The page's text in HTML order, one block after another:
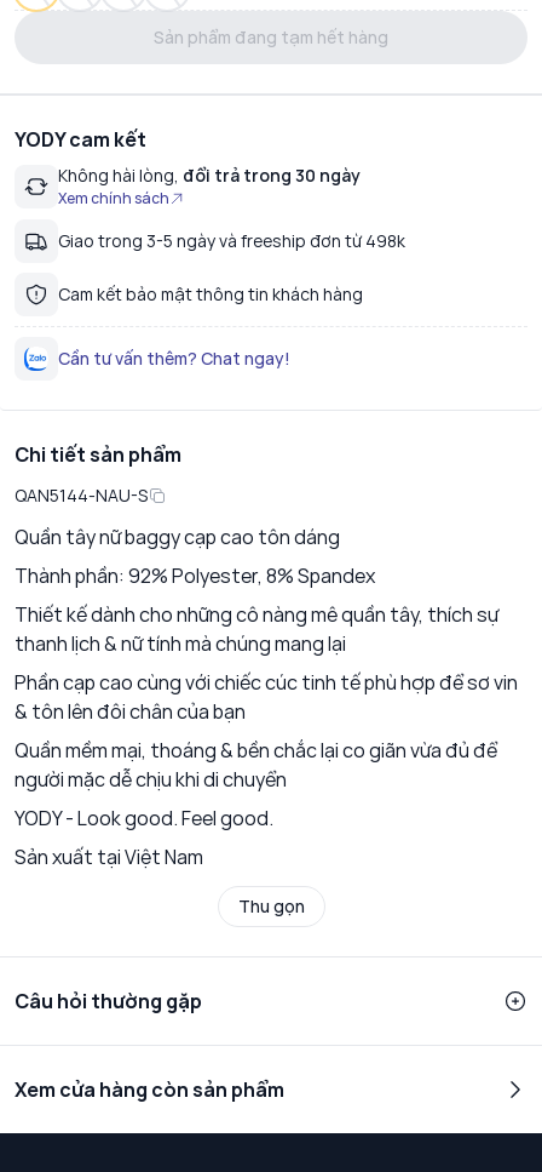
Sản phẩm đang tạm hết hàng
YODY cam kết
Không hài lòng, đổi trả trong 30 ngày
Xem chính sách
Giao trong 3-5 ngày và freeship đơn từ 498k
Cam kết bảo mật thông tin khách hàng
Cần tư vấn thêm? Chat ngay!
Chi tiết sản phẩm
QAN5144-NAU-S
Quần tây nữ baggy cạp cao tôn dáng
Thành phần: 92% Polyester, 8% Spandex
Thiết kế dành cho những cô nàng mê quần tây, thích sự
thanh lịch & nữ tính mà chúng mang lại
Phần cạp cao cùng với chiếc cúc tinh tế phù hợp để sơ vin
& tôn lên đôi chân của bạn
Quần mềm mại, thoáng & bền chắc lại co giãn vừa đủ để
người mặc dễ chịu khi di chuyển
YODY - Look good. Feel good.
Sản xuất tại Việt Nam
Thu gọn
Câu hỏi thường gặp
Xem cửa hàng còn sản phẩm